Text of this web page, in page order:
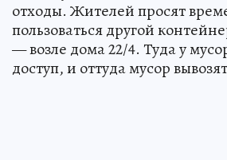
отходы. Жителей просят
пользоваться другой
— возле дома 22/4. Туда у
доступ, и оттуда мусор